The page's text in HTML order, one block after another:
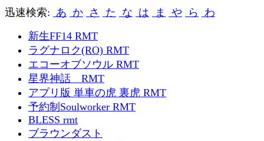
迅速検索: あ か さ た な は ま や ら わ
新生FF14 RMT
ラグナロク(RO) RMT
エコーオブソウル RMT
星界神話 RMT
アプリ版 単車の虎 裏虎 RMT
予約制Soulworker RMT
BLESS rmt
ブラウンダスト